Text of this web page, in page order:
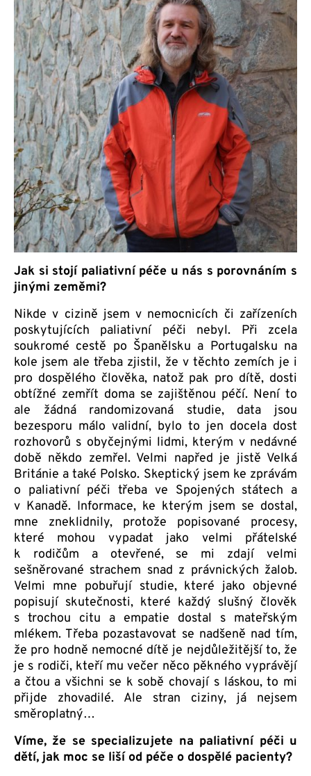
Jak si stojí paliativní péče u nás s porovnáním s
jinými zeměmi?
Nikde v cizině jsem v nemocnicích či zařízeních
poskytujících paliativní péči nebyl. Při zcela
soukromé cestě po Španělsku a Portugalsku na
kole jsem ale třeba zjistil, že v těchto zemích je i
pro dospělého člověka, natož pak pro dítě, dosti
obtížné zemřít doma se zajištěnou péčí. Není to
ale žádná randomizovaná studie, data jsou
bezesporu málo validní, bylo to jen docela dost
rozhovorů s obyčejnými lidmi, kterým v nedávné
době někdo zemřel. Velmi napřed je jistě Velká
Británie a také Polsko. Skeptický jsem ke zprávám
o paliativní péči třeba ve Spojených státech a
v Kanadě. Informace, ke kterým jsem se dostal,
mne zneklidnily, protože popisované procesy,
které mohou vypadat jako velmi přátelské
k rodičům a otevřené, se mi zdají velmi
sešněrované strachem snad z právnických žalob.
Velmi mne pobuřují studie, které jako objevné
popisují skutečnosti, které každý slušný člověk
s trochou citu a empatie dostal s mateřským
mlékem. Třeba pozastavovat se nadšeně nad tím,
že pro hodně nemocné dítě je nejdůležitější to, že
je s rodiči, kteří mu večer něco pěkného vyprávějí
a čtou a všichni se k sobě chovají s láskou, to mi
přijde zhovadilé. Ale stran ciziny, já nejsem
směroplatný…
Víme, že se specializujete na paliativní péči u
dětí, jak moc se liší od péče o dospělé pacienty?